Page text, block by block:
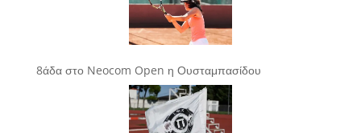
8άδα στο Neocom Open η Ουσταμπασίδου